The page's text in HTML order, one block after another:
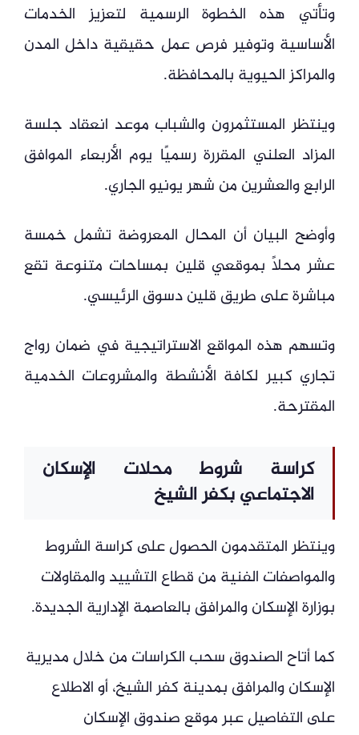
وتأتي هذه الخطوة الرسمية لتعزيز الخدمات
الأساسية وتوفير فرص عمل حقيقية داخل المدن
والمراكز الحيوية بالمحافظة.
وينتظر المستثمرون والشباب موعد انعقاد جلسة
المزاد العلني المقررة رسميًا يوم الأربعاء الموافق
الرابع والعشرين من شهر يونيو الجاري.
وأوضح البيان أن المحال المعروضة تشمل خمسة
عشر محلًا بموقعي قلين بمساحات متنوعة تقع
مباشرة على طريق قلين دسوق الرئيسي.
وتسهم هذه المواقع الاستراتيجية في ضمان رواج
تجاري كبير لكافة الأنشطة والمشروعات الخدمية
المقترحة.
كراسة شروط محلات الإسكان
الاجتماعي بكفر الشيخ
وينتظر المتقدمون الحصول على كراسة الشروط
والمواصفات الفنية من قطاع التشييد والمقاولات
بوزارة الإسكان والمرافق بالعاصمة الإدارية الجديدة.
كما أتاح الصندوق سحب الكراسات من خلال مديرية
الإسكان والمرافق بمدينة كفر الشيخ، أو الاطلاع
على التفاصيل عبر موقع صندوق الإسكان